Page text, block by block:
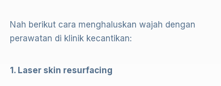
Nah berikut cara menghaluskan wajah dengan
perawatan di klinik kecantikan:
1. Laser skin resurfacing